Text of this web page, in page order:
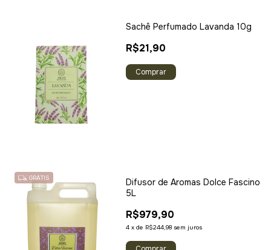
Sachê Perfumado Lavanda 10g
R$21,90
GRÁTIS
Difusor de Aromas Dolce Fascino
5L
R$979,90
4 x de R$244,98 sem juros